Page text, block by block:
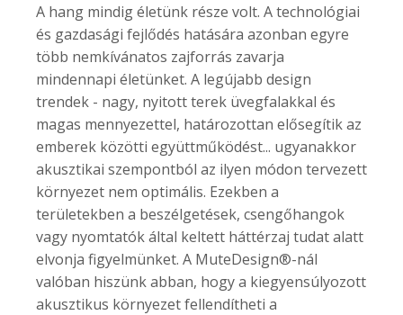
A hang mindig életünk része volt. A technológiai
és gazdasági fejlődés hatására azonban egyre
több nemkívánatos zajforrás zavarja
mindennapi életünket. A legújabb design
trendek - nagy, nyitott terek üvegfalakkal és
magas mennyezettel, határozottan elősegítik az
emberek közötti együttműködést... ugyanakkor
akusztikai szempontból az ilyen módon tervezett
környezet nem optimális. Ezekben a
területekben a beszélgetések, csengőhangok
vagy nyomtatók által keltett háttérzaj tudat alatt
elvonja figyelmünket. A MuteDesign®-nál
valóban hiszünk abban, hogy a kiegyensúlyozott
akusztikus környezet fellendítheti a